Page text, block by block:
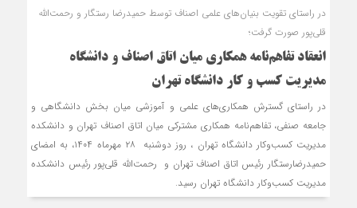
در راستای تقویت بنیان‌های علمی اصناف توسط حمیدرضا رستگار و رحمت‌الله
قلی‌پور صورت گرفت؛
انعقاد تفاهم‌نامه همکاری میان اتاق اصناف و دانشگاه
مديريت كسب و كار دانشگاه تهران
در راستای گسترش همکاری‌های علمی و آموزشی میان بخش دانشگاهی و
جامعه صنفی، تفاهم‌نامه همکاری مشترکی میان اتاق اصناف تهران و دانشکده
مدیریت کسب‌وکار دانشگاه تهران ، روز دوشنبه ۲۸ مهرماه ۱۴۰۴، به امضای
حمیدرضارستگار رئیس اتاق اصناف تهران و رحمت‌الله قلی‌پور رئیس دانشکده
مدیریت کسب‌وکار دانشگاه تهران رسید.